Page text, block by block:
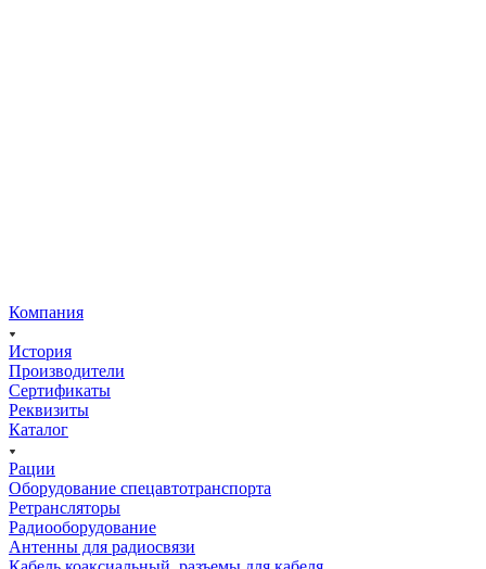
Компания
История
Производители
Сертификаты
Реквизиты
Каталог
Рации
Оборудование спецавтотранспорта
Ретрансляторы
Радиооборудование
Антенны для радиосвязи